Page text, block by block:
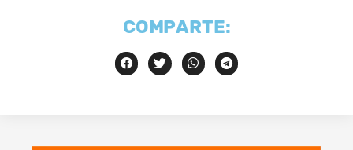
COMPARTE: